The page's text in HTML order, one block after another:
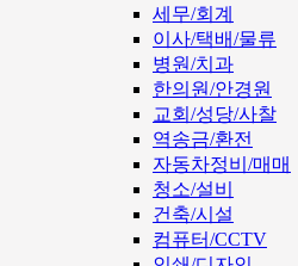
세무/회계
이사/택배/물류
병원/치과
한의원/안경원
교회/성당/사찰
역송금/환전
자동차정비/매매
청소/설비
건축/시설
컴퓨터/CCTV